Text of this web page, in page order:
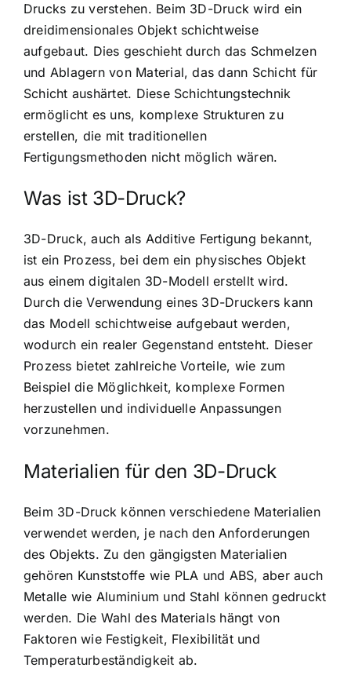
Drucks zu verstehen. Beim 3D-Druck wird ein
dreidimensionales Objekt schichtweise
aufgebaut. Dies geschieht durch das Schmelzen
und Ablagern von Material, das dann Schicht für
Schicht aushärtet. Diese Schichtungstechnik
ermöglicht es uns, komplexe Strukturen zu
erstellen, die mit traditionellen
Fertigungsmethoden nicht möglich wären.
Was ist 3D-Druck?
3D-Druck, auch als Additive Fertigung bekannt,
ist ein Prozess, bei dem ein physisches Objekt
aus einem digitalen 3D-Modell erstellt wird.
Durch die Verwendung eines 3D-Druckers kann
das Modell schichtweise aufgebaut werden,
wodurch ein realer Gegenstand entsteht. Dieser
Prozess bietet zahlreiche Vorteile, wie zum
Beispiel die Möglichkeit, komplexe Formen
herzustellen und individuelle Anpassungen
vorzunehmen.
Materialien für den 3D-Druck
Beim 3D-Druck können verschiedene Materialien
verwendet werden, je nach den Anforderungen
des Objekts. Zu den gängigsten Materialien
gehören Kunststoffe wie PLA und ABS, aber auch
Metalle wie Aluminium und Stahl können gedruckt
werden. Die Wahl des Materials hängt von
Faktoren wie Festigkeit, Flexibilität und
Temperaturbeständigkeit ab.